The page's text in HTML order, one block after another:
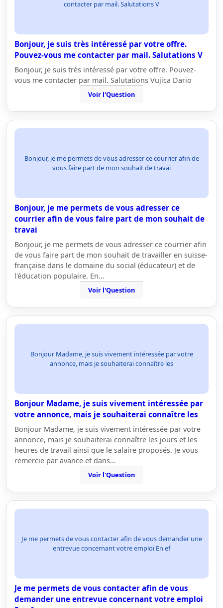
contacter par mail. Salutations V
Bonjour, je suis très intéressé par votre offre.
Pouvez-vous me contacter par mail. Salutations V
Bonjour, je suis très intéressé par votre offre. Pouvez-
vous me contacter par mail. Salutations Vujica Dario
Voir l'Question
Bonjour, je me permets de vous adresser ce courrier afin de
vous faire part de mon souhait de travai
Bonjour, je me permets de vous adresser ce
courrier afin de vous faire part de mon souhait de
travai
Bonjour, je me permets de vous adresser ce courrier afin
de vous faire part de mon souhait de travailler en suisse-
française dans le domaine du social (éducateur) et de
l'éducation populaire. En…
Voir l'Question
Bonjour Madame, je suis vivement intéressée par votre
annonce, mais je souhaiterai connaître les
Bonjour Madame, je suis vivement intéressée par
votre annonce, mais je souhaiterai connaître les
Bonjour Madame, je suis vivement intéressée par votre
annonce, mais je souhaiterai connaître les jours et les
heures de travail ainsi que le salaire proposés. Je vous
remercie par avance et dans…
Voir l'Question
Je me permets de vous contacter afin de vous demander une
entrevue concernant votre emploi En ef
Je me permets de vous contacter afin de vous
demander une entrevue concernant votre emploi